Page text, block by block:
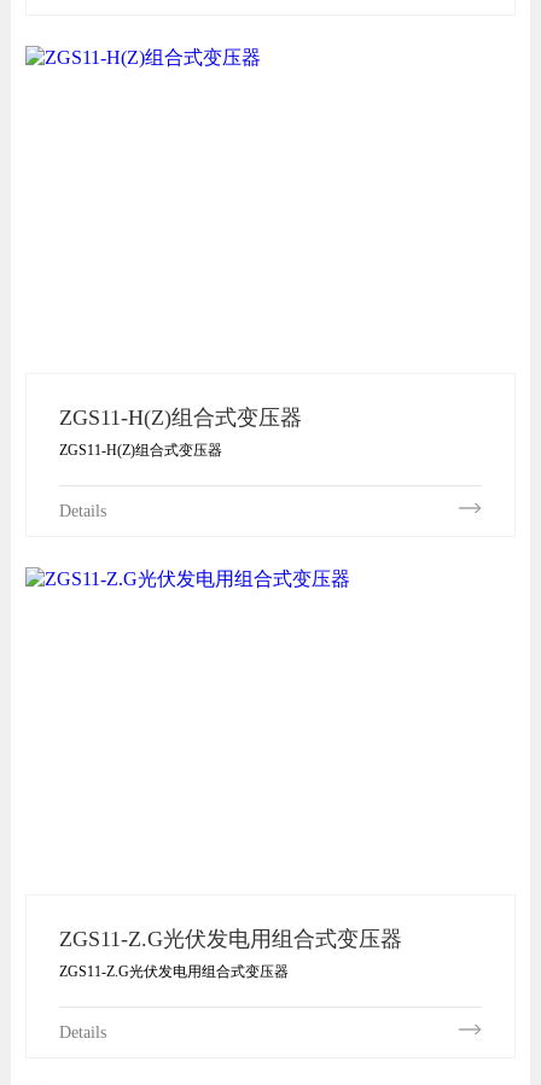
ZGS11-H(Z)组合式变压器
ZGS11-H(Z)组合式变压器
Details
ZGS11-Z.G光伏发电用组合式变压器
ZGS11-Z.G光伏发电用组合式变压器
Details